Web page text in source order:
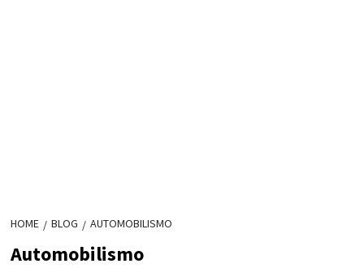
HOME BLOG AUTOMOBILISMO
Automobilismo